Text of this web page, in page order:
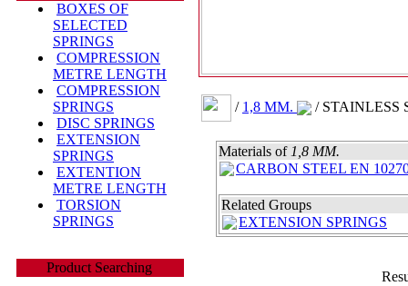
BOXES OF
SELECTED
SPRINGS
COMPRESSION
METRE LENGTH
COMPRESSION
SPRINGS
DISC SPRINGS
EXTENSION
SPRINGS
EXTENTION
METRE LENGTH
TORSION
SPRINGS
Product Searching
/ 1,8 MM. / STAINLESS
Materials of 1,8 MM.
CARBON STEEL EN
Related Groups
EXTENSION SPRINGS